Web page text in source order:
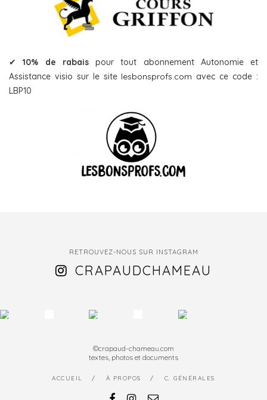
✔10% de rabaispour tout abonnement Autonomie et
Assistance visio sur le site lesbonsprofs.com avec ce code :
LBP10
RETROUVEZ-NOUS SUR INSTAGRAM
CRAPAUDCHAMEAU
©crapaud-chameau.com
textes, photos et documents
ACCUEIL À PROPOS C. GÉNÉRALES